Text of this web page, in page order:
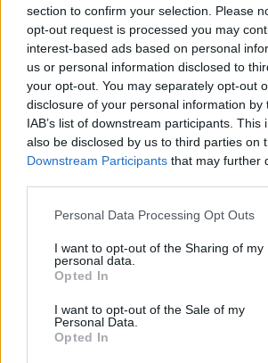
section to confirm your selection. Please
opt-out request is processed you may
interest-based ads based on personal
us or personal information disclosed to
your opt-out. You may separately opt-out
disclosure of your personal information by
IAB’s list of downstream participants. This
also be disclosed by us to third parties on
Downstream Participants that may further
Personal Data Processing Opt Outs
I want to opt-out of the Sharing of my
personal data.
Opted In
I want to opt-out of the Sale of my
Personal Data.
Opted In
új GMO
Greendex Szemle
Nem lesz jó vége, ha
istent játszani! –
Novák Zsombor